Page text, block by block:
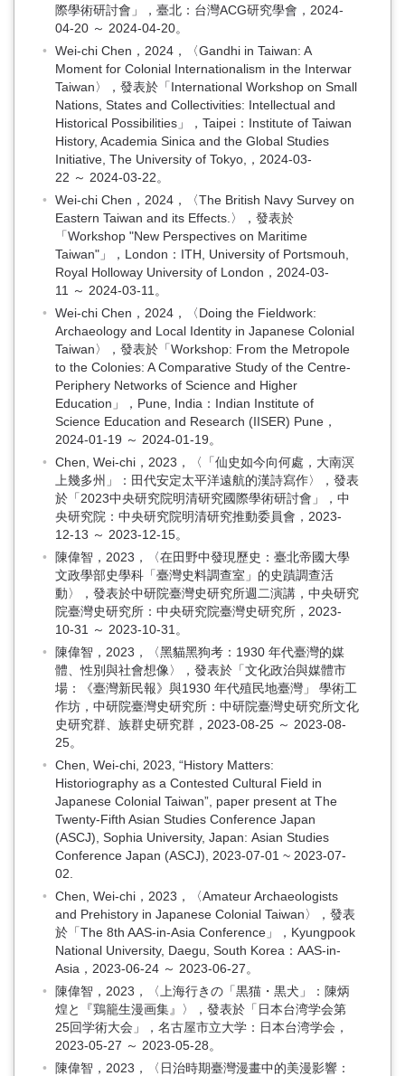
際學術研討會」，臺北：台灣ACG研究學會，2024-
04-20 ～ 2024-04-20。
Wei-chi Chen，2024，〈Gandhi in Taiwan: A
Moment for Colonial Internationalism in the Interwar
Taiwan〉，發表於「International Workshop on Small
Nations, States and Collectivities: Intellectual and
Historical Possibilities」，Taipei：Institute of Taiwan
History, Academia Sinica and the Global Studies
Initiative, The University of Tokyo,，2024-03-
22 ～ 2024-03-22。
Wei-chi Chen，2024，〈The British Navy Survey on
Eastern Taiwan and its Effects.〉，發表於
「Workshop "New Perspectives on Maritime
Taiwan"」，London：ITH, University of Portsmouh,
Royal Holloway University of London，2024-03-
11 ～ 2024-03-11。
Wei-chi Chen，2024，〈Doing the Fieldwork:
Archaeology and Local Identity in Japanese Colonial
Taiwan〉，發表於「Workshop: From the Metropole
to the Colonies: A Comparative Study of the Centre-
Periphery Networks of Science and Higher
Education」，Pune, India：Indian Institute of
Science Education and Research (IISER) Pune，
2024-01-19 ～ 2024-01-19。
Chen, Wei-chi，2023，〈「仙史如今向何處，大南溟
上幾多州」：田代安定太平洋遠航的漢詩寫作〉，發表
於「2023中央研究院明清研究國際學術研討會」，中
央研究院：中央研究院明清研究推動委員會，2023-
12-13 ～ 2023-12-15。
陳偉智，2023，〈在田野中發現歷史：臺北帝國大學
文政學部史學科「臺灣史料調查室」的史蹟調查活
動〉，發表於中研院臺灣史研究所週二演講，中央研究
院臺灣史研究所：中央研究院臺灣史研究所，2023-
10-31 ～ 2023-10-31。
陳偉智，2023，〈黑貓黑狗考：1930 年代臺灣的媒
體、性別與社會想像〉，發表於「文化政治與媒體市
場：《臺灣新民報》與1930 年代殖民地臺灣」 學術工
作坊，中研院臺灣史研究所：中研院臺灣史研究所文化
史研究群、族群史研究群，2023-08-25 ～ 2023-08-
25。
Chen, Wei-chi, 2023, “History Matters:
Historiography as a Contested Cultural Field in
Japanese Colonial Taiwan”, paper present at The
Twenty-Fifth Asian Studies Conference Japan
(ASCJ), Sophia University, Japan: Asian Studies
Conference Japan (ASCJ), 2023-07-01 ~ 2023-07-
02.
Chen, Wei-chi，2023，〈Amateur Archaeologists
and Prehistory in Japanese Colonial Taiwan〉，發表
於「The 8th AAS-in-Asia Conference」，Kyungpook
National University, Daegu, South Korea：AAS-in-
Asia，2023-06-24 ～ 2023-06-27。
陳偉智，2023，〈上海行きの「黒猫・黒犬」：陳炳
煌と『鶏籠生漫画集』〉，發表於「日本台湾学会第
25回学術大会」，名古屋市立大学：日本台湾学会，
2023-05-27 ～ 2023-05-28。
陳偉智，2023，〈日治時期臺灣漫畫中的美漫影響：